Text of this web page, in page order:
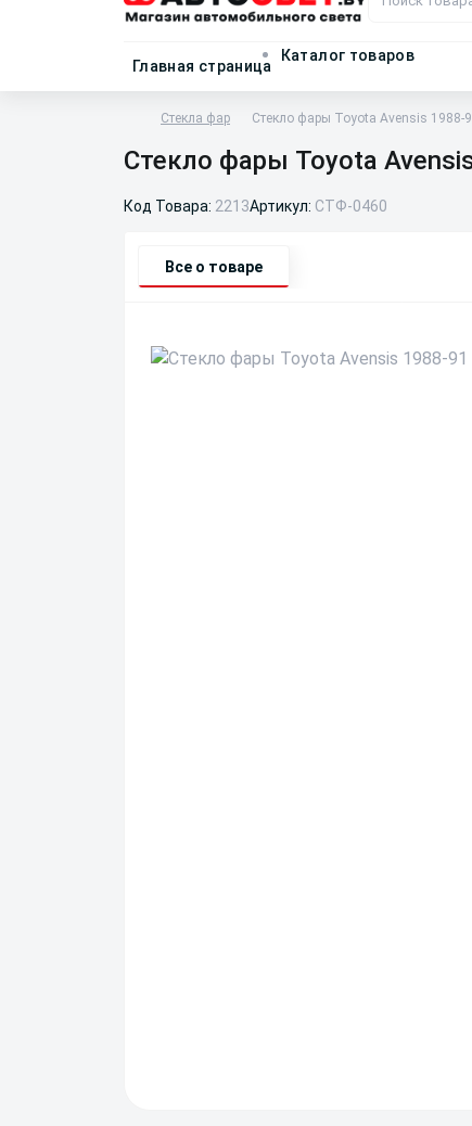
Главная страница
Каталог товаров
Стекла фар Стекло фары Toyota Avensis 1988-
Стекло фары Toyota
Код Товара: 2213Артикул: СТФ-0460
Все о товаре